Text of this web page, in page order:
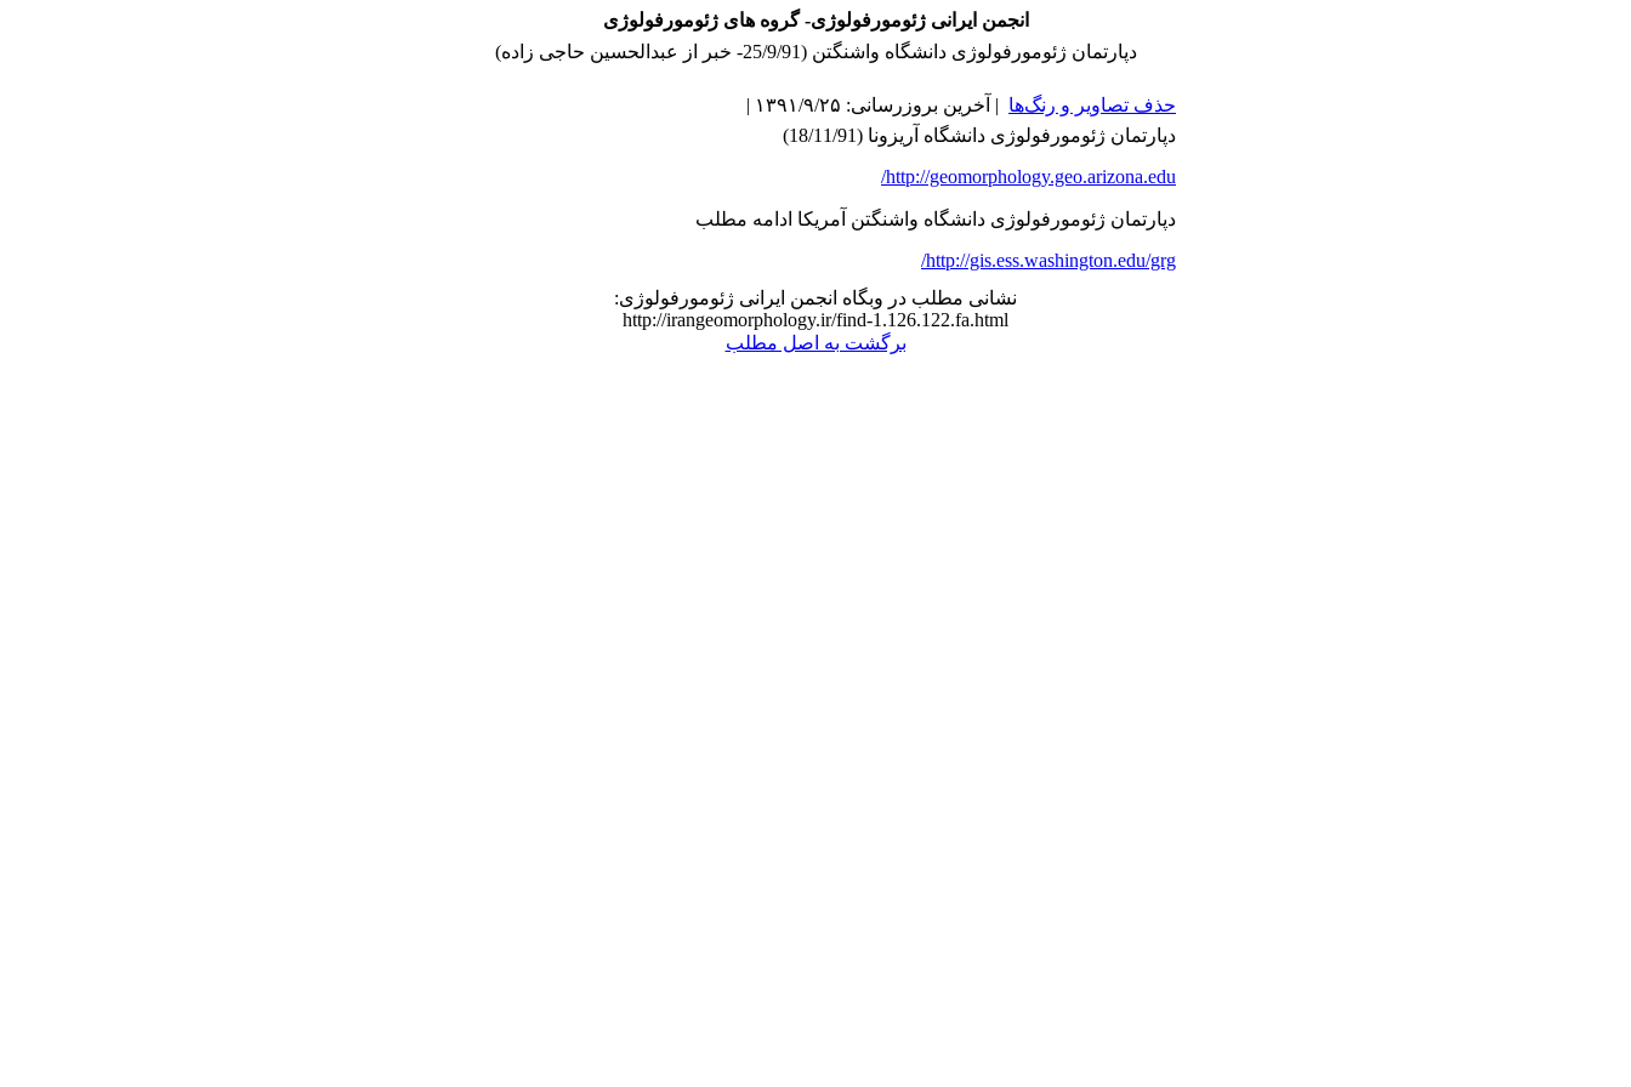
انجمن ایرانی ژئومورفولوژی- گروه های ژئومورفولوژی
دپارتمان ژئومورفولوژی دانشگاه واشنگتن (25/9/91- خبر از عبدالحسین حاجی زاده)
حذف تصاویر و رنگ‌ها | آخرین بروزرسانی: ۱۳۹۱/۹/۲۵ |
دپارتمان ژئومورفولوژی دانشگاه آریزونا (18/11/91)
http://geomorphology.geo.arizona.edu/
دپارتمان ژئومورفولوژی دانشگاه واشنگتن آمریکا ادامه مطلب
http://gis.ess.washington.edu/grg/
نشانی مطلب در وبگاه انجمن ایرانی ژئومورفولوژی:
http://irangeomorphology.ir/find-1.126.122.fa.html
برگشت به اصل مطلب